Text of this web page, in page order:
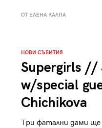
ОТ ЕЛЕНА КАЛПА
НОВИ СЪБИТИЯ
Supergirls //
w/special
Chichikova
Три фатални дами ще
29